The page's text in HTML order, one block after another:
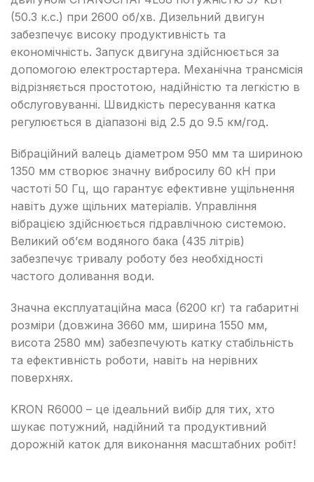
(50.3 к.с.) при 2600 об/хв. Дизельний двигун
забезпечує високу продуктивність та
економічність. Запуск двигуна здійснюється за
допомогою електростартера. Механічна трансмісія
відрізняється простотою, надійністю та легкістю в
обслуговуванні. Швидкість пересування катка
регулюється в діапазоні від 2.5 до 9.5 км/год.
Вібраційний валець діаметром 950 мм та шириною
1350 мм створює значну вибросилу 60 кН при
частоті 50 Гц, що гарантує ефективне ущільнення
навіть дуже щільних матеріалів. Управління
вібрацією здійснюється гідравлічною системою.
Великий об’єм водяного бака (435 літрів)
забезпечує тривалу роботу без необхідності
частого доливання води.
Значна експлуатаційна маса (6200 кг) та габаритні
розміри (довжина 3660 мм, ширина 1550 мм,
висота 2580 мм) забезпечують катку стабільність
та ефективність роботи, навіть на нерівних
поверхнях.
KRON R6000 – це ідеальний вибір для тих, хто
шукає потужний, надійний та продуктивний
дорожній каток для виконання масштабних робіт!